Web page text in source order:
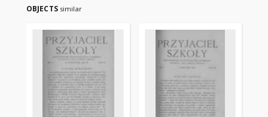
OBJECTS similar